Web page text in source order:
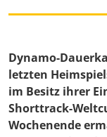
Dynamo-
letzten
im Besitz ihrer
Shorttrack-
Wochenende